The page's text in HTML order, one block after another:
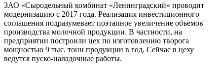
ЗАО «Сыродельный комбинат «Ленинградский» проводит
модернизацию с 2017 года. Реализация инвестиционного
соглашения подразумевает поэтапное увеличение объемов
производства молочной продукции. В частности, на
предприятии построили цех по изготовлению творога
мощностью 9 тыс. тонн продукции в год. Сейчас в цеху
ведутся пуско-наладочные работы.